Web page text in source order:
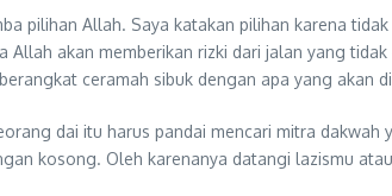
pilihan Allah. Saya katakan pilihan karena
Allah akan memberikan rizki dari jalan yang
ceramah sibuk dengan apa yang
dai itu harus pandai mencari mitra
kosong. Oleh karenanya datangi lazismu